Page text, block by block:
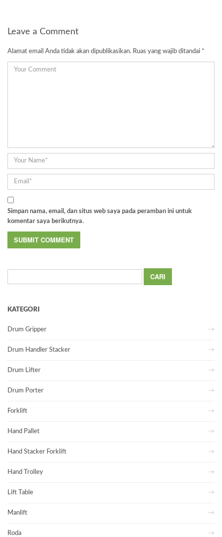
Leave a Comment
Alamat email Anda tidak akan dipublikasikan. Ruas yang wajib ditandai *
Simpan nama, email, dan situs web saya pada peramban ini untuk
komentar saya berikutnya.
untuk:
KATEGORI
Drum Gripper
Drum Handler Stacker
Drum Lifter
Drum Porter
Forklift
Hand Pallet
Hand Stacker Forklift
Hand Trolley
Lift Table
Manlift
Roda